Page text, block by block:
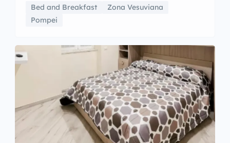
Bed and Breakfast
Zona Vesuviana
Pompei